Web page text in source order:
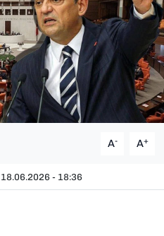
A- A+
18.06.2026 - 18:36